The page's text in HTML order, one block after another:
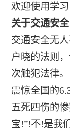
欢迎使用学
关于交通安
交通安全无
户晓的法则
次触犯法律。
震惊全国的
五死四伤的
宝!”!不!是我